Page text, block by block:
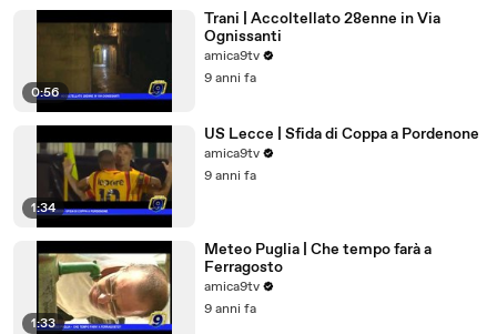
0:56
Trani | Accoltellato 28enne in Via
Ognissanti
amica9tv
9 anni fa
1:34
US Lecce | Sfida di Coppa a Pordenone
amica9tv
9 anni fa
1:33
Meteo Puglia | Che tempo farà a
Ferragosto
amica9tv
9 anni fa